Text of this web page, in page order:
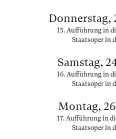
Donnerstag,
15. Aufführung in
Staatsoper in
Samstag,
16. Aufführung in
Staatsoper in
Montag,
17. Aufführung in
Staatsoper in